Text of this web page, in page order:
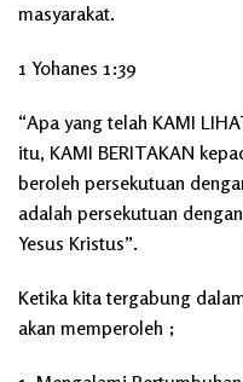
masyarakat.
1 Yohanes 1:39
“Apa yang telah KAMI
itu, KAMI BERITAKAN
beroleh persekutuan
adalah persekutuan
Yesus Kristus”.
Ketika kita tergabung
akan memperoleh ;